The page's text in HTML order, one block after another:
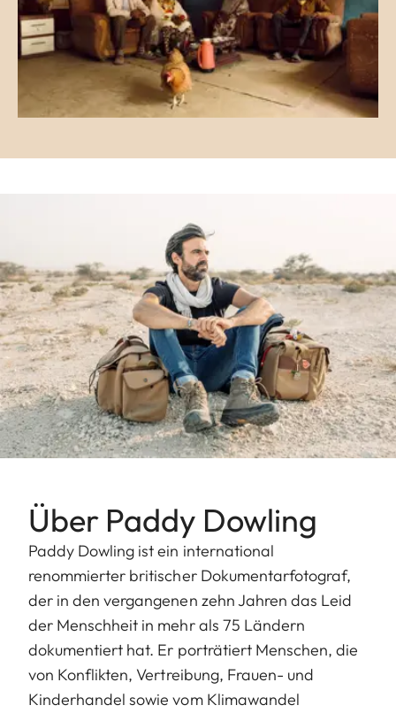
Über Paddy Dowling
Paddy Dowling ist ein international
renommierter britischer Dokumentarfotograf,
der in den vergangenen zehn Jahren das Leid
der Menschheit in mehr als 75 Ländern
dokumentiert hat. Er porträtiert Menschen, die
von Konflikten, Vertreibung, Frauen- und
Kinderhandel sowie vom Klimawandel